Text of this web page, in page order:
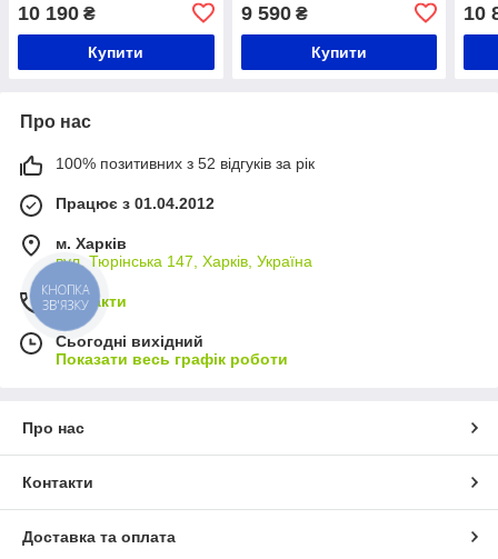
10 190 ₴
Купити
9 590₴
Купити
10
Про нас
100% позитивних з 52 відгуків за рік
Працює з 01.04.2012
м. Харків
вул. Тюрінська 147, Харків, Україна
Контакти
Сьогодні вихідний
Показати весь графік роботи
Про нас
Контакти
Доставка та оплата
КНОПКА
ЗВ'ЯЗКУ